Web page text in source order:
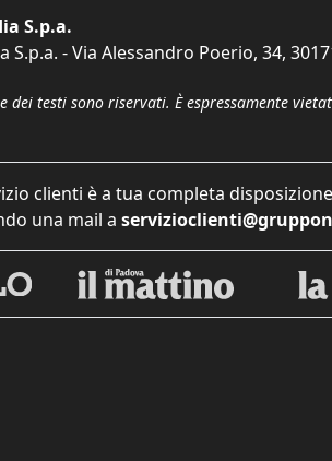
S.p.a.
- Via Alessandro Poerio, 34,
testi sono riservati. È espressamente
clienti è a tua completa
una mail a